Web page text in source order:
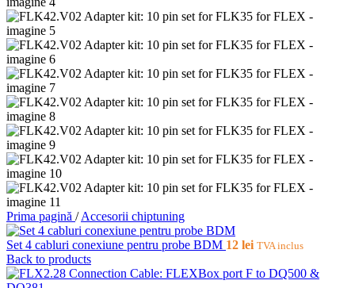
Prima pagină / Accesorii chiptuning
Set 4 cabluri conexiune pentru probe BDM 12 lei TVA inclus
Back to products